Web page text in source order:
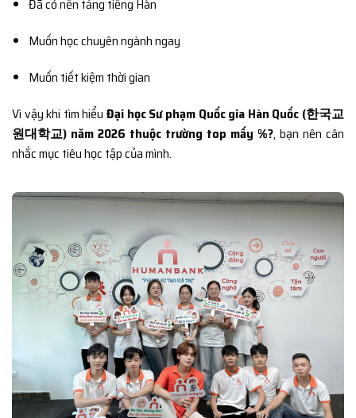
Đã có nền tảng tiếng Hàn
Muốn học chuyên ngành ngay
Muốn tiết kiệm thời gian
Vì vậy khi tìm hiểuĐại học Sư phạm Quốc gia Hàn Quốc (한국교
원대학교) năm 2026 thuộc trường top mấy %?, bạn nên cân
nhắc mục tiêu học tập của mình.